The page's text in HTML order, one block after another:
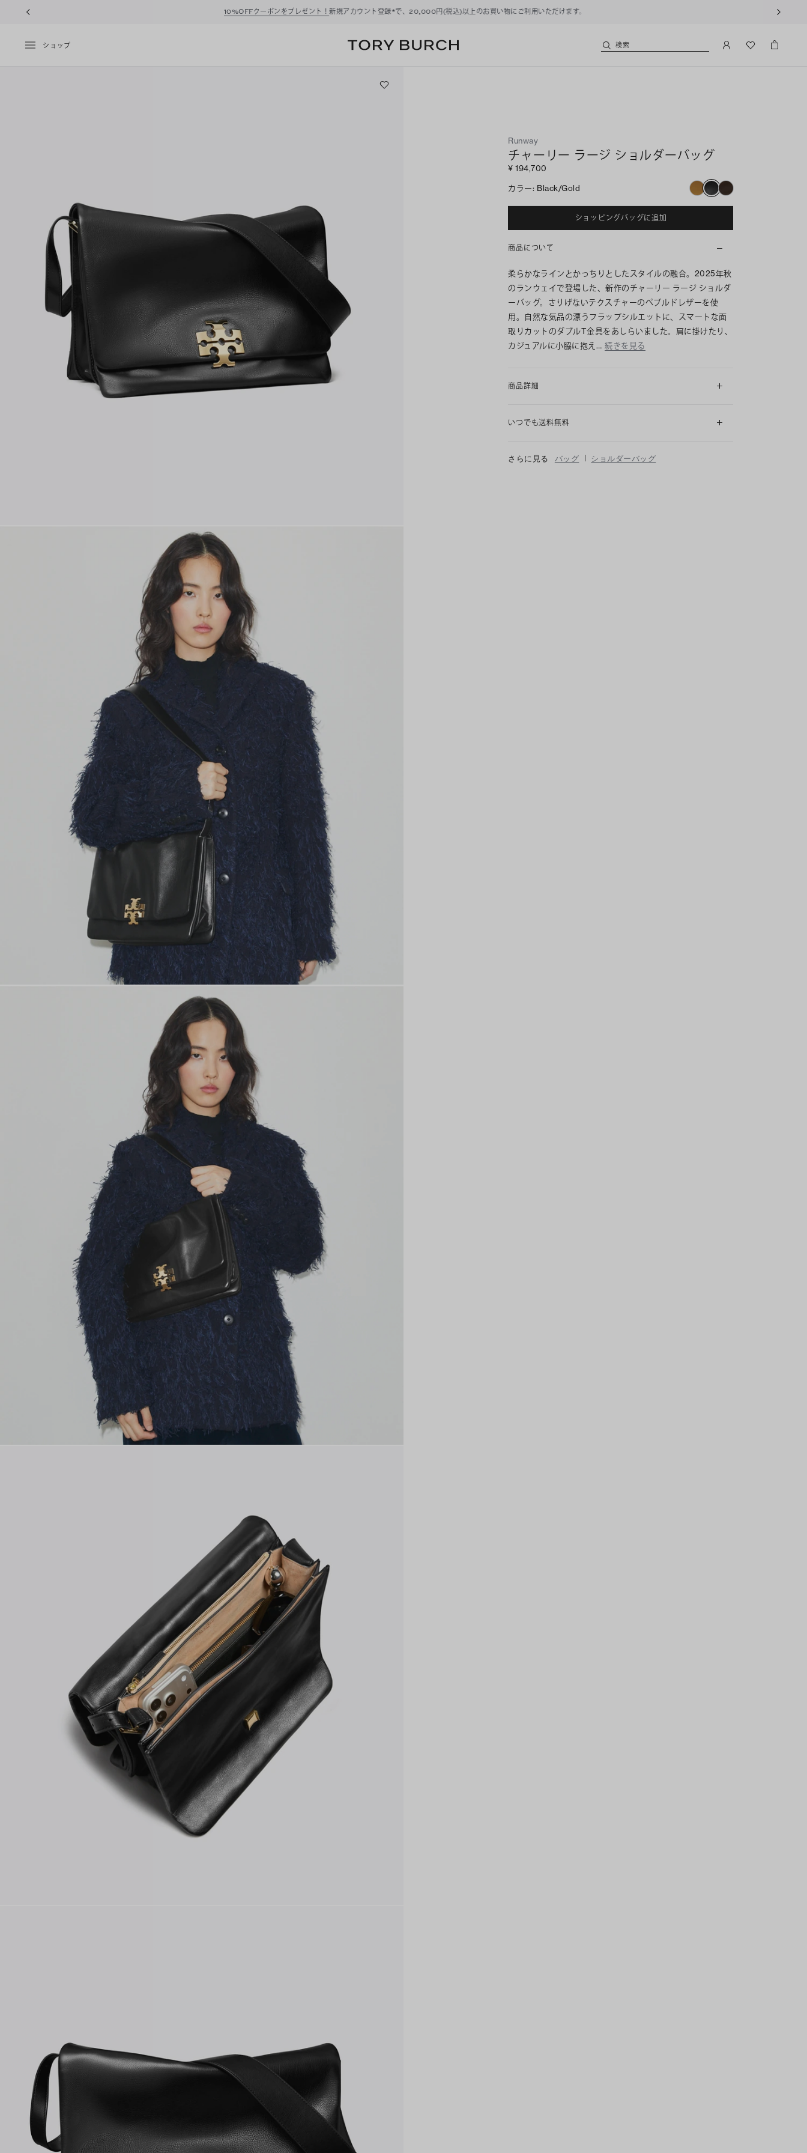
10%OFFクーポンをプレゼント！ 新規アカウント登録*で、20,000円(税込)以上のお買い物にご利用いただけます。
ショップ 検索
Runway
チャーリー ラージ ショルダーバッグ
¥ 194,700
カラー: Black/gold
ショッピングバッグに追加
商品について
柔らかなラインとかっちりとしたスタイルの融合。2025年秋
のランウェイで登場した、新作のチャーリー ラージ ショルダ
ーバッグ。さりげないテクスチャーのペブルドレザーを使
用。自然な気品の漂うフラップシルエットに、スマートな面
取りカットのダブルT金具をあしらいました。肩に掛けたり、
カジュアルに小脇に抱え… 続きを見る
商品詳細
いつでも送料無料
さらに見る バッグ | ショルダーバッグ